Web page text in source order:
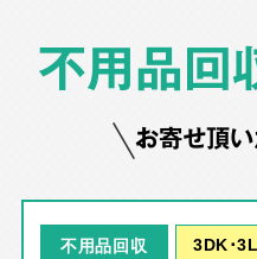
不用品回
お寄せ頂
不用品回収 3DK･